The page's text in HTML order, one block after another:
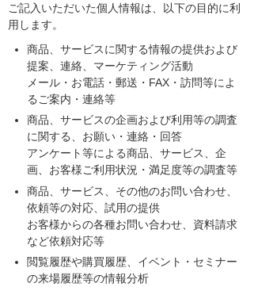
ご記入いただいた個人情報は、以下の目的に利
用します。
商品、サービスに関する情報の提供および
提案、連絡、マーケティング活動
メール・お電話・郵送・FAX・訪問等によ
るご案内・連絡等
商品、サービスの企画および利用等の調査
に関する、お願い・連絡・回答
アンケート等による商品、サービス、企
画、お客様ご利用状況・満足度等の調査等
商品、サービス、その他のお問い合わせ、
依頼等の対応、試用の提供
お客様からの各種お問い合わせ、資料請求
など依頼対応等
閲覧履歴や購買履歴、イベント・セミナー
の来場履歴等の情報分析